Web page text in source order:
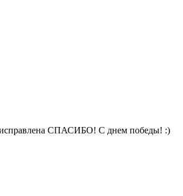
исправлена СПАСИБО! C днем победы! :)